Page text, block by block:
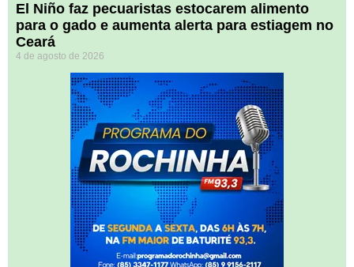
El Niño faz pecuaristas estocarem alimento
para o gado e aumenta alerta para estiagem no
Ceará
4 de agosto de 2026